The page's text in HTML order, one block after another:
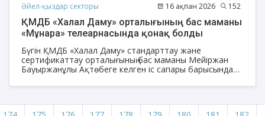
Әйел-қыздар секторы 16 ақпан 2026 152
ҚМДБ «Халал Даму» орталығының бас маманы
«Мұнара» телеарнасында қонақ болды
Бүгін ҚМДБ «Халал Даму» стандарттау және
сертификаттау орталығының бас маманы Мейіржан
Бауыржанұлы Ақтөбеге келген іс сапары барысында
болды.